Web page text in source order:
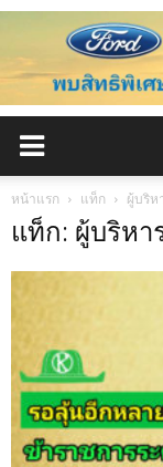
หน้าแรก แท็ก ผู้บริห
แท็ก: ผู้บริหา